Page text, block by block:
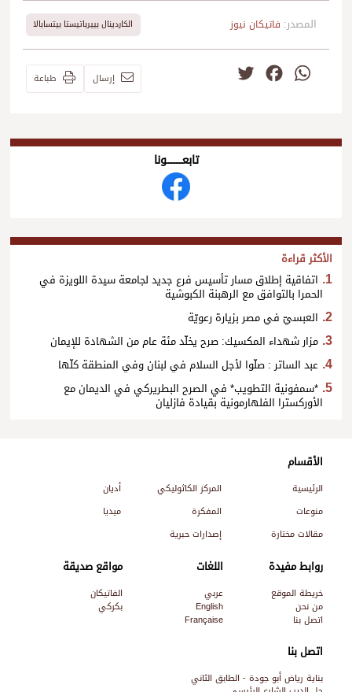
المصدر: فاتيكان نيوز الكاردينال بييرباتيستا بيتسابالا
WhatsApp
Facebook إرسال طباعة
تابعــــــــــونا
الأكثر قراءة
اتفاقية إطلاق مسار تأسيس فرع جديد لجامعة سيدة اللويزة في
الحمرا بالتوافق مع الرهبنة الكبوشية
العبسيّ في مصر بزيارة رعويّة
مزار شهداء المكسيك: صرح يخلّد مئة عام من الشهادة للإيمان
عبد الساتر : صلّوا لأجل السلام في لبنان وفي المنطقة كلّها
*سمفونية التطويب* في الصرح البطريركي في الديمان مع
الأوركسترا الفلهارمونية بقيادة فازليان
اتصل بنا
بناية رياض أبو جودة - الطابق الثاني
الأقسام
الرئيسية المركز الكاثوليكي
أديان
منوعات
المفكرة
ميديا
مقالات مختارة
إصدارات حبرية
روابط مفيدة
خريطة الموقع
من نحن
اتصل بنا
اللغات
عربي
English
Française
مواقع صديقة
الفاتيكان
بكركي